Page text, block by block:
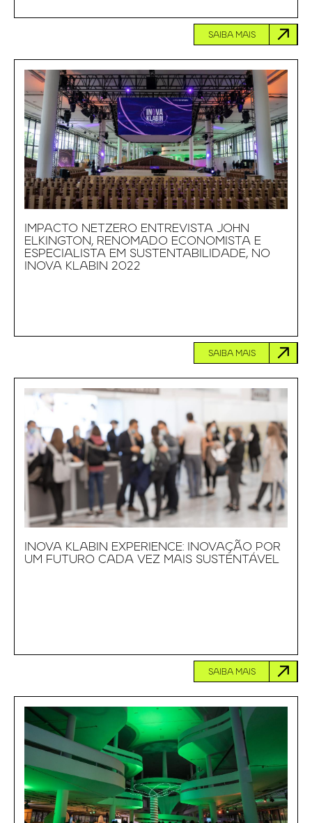
SAIBA MAIS
IMPACTO NETZERO ENTREVISTA JOHN
ELKINGTON, RENOMADO ECONOMISTA E
ESPECIALISTA EM SUSTENTABILIDADE, NO
INOVA KLABIN 2022
SAIBA MAIS
INOVA KLABIN EXPERIENCE: INOVAÇÃO POR
UM FUTURO CADA VEZ MAIS SUSTENTÁVEL
SAIBA MAIS